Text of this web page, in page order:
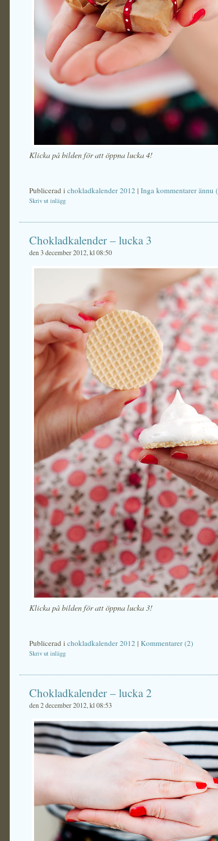
Klicka på bilden för att öppna lucka 4!
Publicerad i chokladkalender 2012 | Inga kommentarer ännu
Skriv ut inlägg
Chokladkalender – lucka 3
den 3 december 2012, kl 08:50
Klicka på bilden för att öppna lucka 3!
Publicerad i chokladkalender 2012 | Kommentarer (2)
Skriv ut inlägg
Chokladkalender – lucka 2
den 2 december 2012, kl 08:53